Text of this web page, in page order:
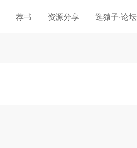
荐书 资源分享 逛猿子·论坛